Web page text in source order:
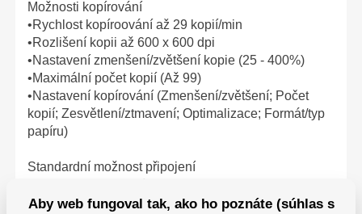
Možnosti kopírování
•Rychlost kopíroování až 29 kopií/min
•Rozlišení kopii až 600 x 600 dpi
•Nastavení zmenšení/zvětšení kopie (25 - 400%)
•Maximální počet kopií (Až 99)
•Nastavení kopírování (Zmenšení/zvětšení; Počet
kopií; Zesvětlení/ztmavení; Optimalizace; Formát/typ
papíru)
Standardní možnost připojení
•1x Fast Ethernet 10/100Base-TX
Aby web fungoval tak, ako ho poznáte (súhlas s